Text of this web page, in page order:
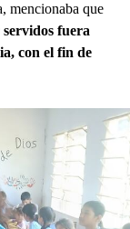
mencionaba que
servidos fuera
con el fin de